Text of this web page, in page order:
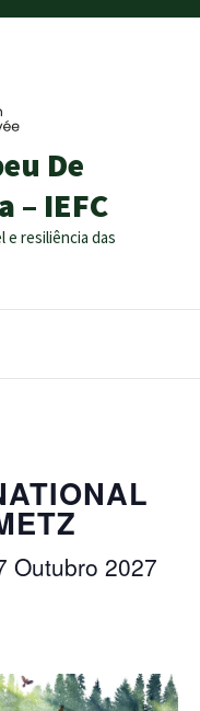
De
– IEFC
e resiliência das
Outubro 2027